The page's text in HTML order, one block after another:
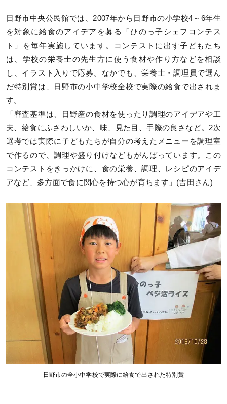
日野市中央公民館では、2007年から日野市の小学校4～6年生
を対象に給食のアイデアを募る「ひのっ子シェフコンテス
ト」を毎年実施しています。コンテストに出す子どもたち
は、学校の栄養士の先生方に使う食材や作り方などを相談
し、イラスト入りで応募。なかでも、栄養士・調理員で選ん
だ特別賞は、日野市の小中学校全校で実際の給食で出されま
す。
「審査基準は、日野産の食材を使ったり調理のアイデアや工
夫、給食にふさわしいか、味、見た目、手際の良さなど。2次
選考では実際に子どもたちが自分の考えたメニューを調理室
で作るので、調理や盛り付けなどもがんばっています。この
コンテストをきっかけに、食の栄養、調理、レシピのアイデ
アなど、多方面で食に関心を持つ心が育ちます」(吉田さん)
日野市の全小中学校で実際に給食で出された特別賞